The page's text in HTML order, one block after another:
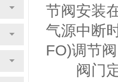
节阀安装
气源中断
FO)调节
阀门定